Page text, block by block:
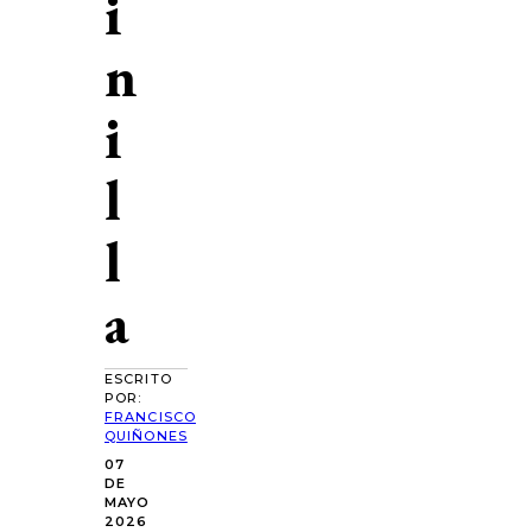
n
i
l
l
a
ESCRITO
POR:
FRANCISCO
QUIÑONES
07
DE
MAYO
2026